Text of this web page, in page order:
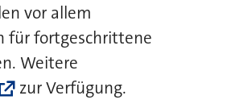
vor allem
für fortgeschrittene
Weitere
zur Verfügung.